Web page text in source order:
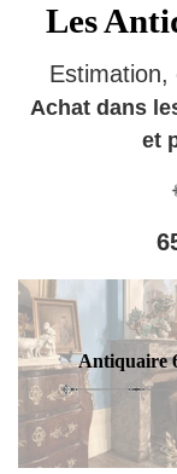
Les
Estimation,
Achat dans
et
Antiquaire